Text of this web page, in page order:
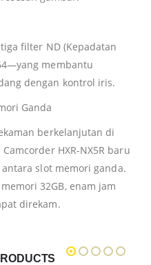
filter ND (Kepadatan
membantu
dengan kontrol iris.
Ganda
berkelanjutan di
HXR-NX5R baru
slot memori ganda.
32GB, enam jam
direkam.